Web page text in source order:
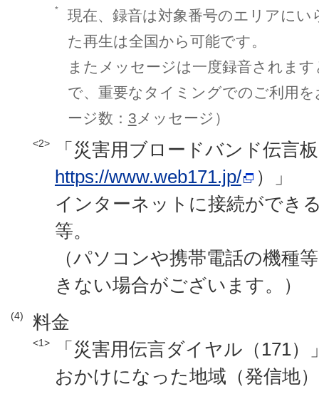
*
現在、録音は対象番号のエリアに
た再生は全国から可能です。
またメッセージは一度録音されます
で、重要なタイミングでのご利用
ージ数： 3 メッセージ）
<2>
「災害用ブロードバンド伝
https://www.web171.jp/
）」
インターネットに接続ができ
等。
（パソコンや携帯電話の機種
きない場合がございます。）
(4) 料金
<1>
「災害用伝言ダイヤル（171）
おかけになった地域（発信地